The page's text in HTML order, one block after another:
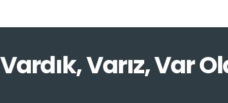
Vardık, Varız, Var